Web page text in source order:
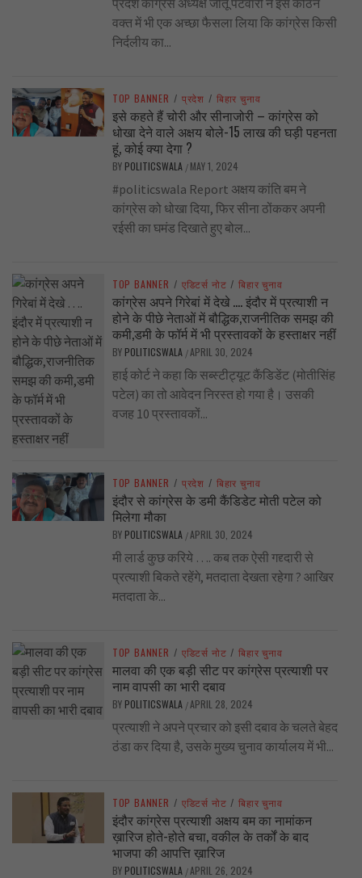
वक्त में भी एक अच्छा फैसला लिया कि कांग्रेस किसी
निर्दलीय का...
TOP BANNER / प्रदेश / बिहार चुनाव
इसे कहते हैं चोरी और सीनाजोरी – कांग्रेस को
धोखा देने वाले अक्षय बोले-15 लाख की घड़ी पहनता
हूं, कोई क्या देगा ?
BY POLITICSWALA / MAY 1, 2024
#politicswala Report अक्षय कांति बम ने
कांग्रेस को धोखा दिया, फिर सीना ठोंककर अपनी
रईसी का घमंड दिखाते हुए बोल...
TOP BANNER / एडिटर्स नोट / बिहार चुनाव
कांग्रेस अपने गिरेबां में देखे …. इंदौर में प्रत्याशी न
होने के पीछे नेताओं में बौद्धिक,राजनीतिक समझ की
कमी,डमी के फॉर्म में भी प्रस्तावकों के हस्ताक्षर नहीं
BY POLITICSWALA /APRIL 30, 2024
हाई कोर्ट ने कहा कि सब्स्टीट्यूट कैंडिडेंट (मोतीसिंह
पटेल) का तो आवेदन निरस्त हो गया है। उसकी
वजह 10 प्रस्तावकों...
TOP BANNER / प्रदेश / बिहार चुनाव
इंदौर से कांग्रेस के डमी कैंडिडेट मोती पटेल को
मिलेगा मौका
BY POLITICSWALA /APRIL 30, 2024
मी लार्ड कुछ करिये …. कब तक ऐसी गद्द्दारी से
प्रत्याशी बिकते रहेंगे, मतदाता देखता रहेगा ? आखिर
मतदाता के...
TOP BANNER / एडिटर्स नोट / बिहार चुनाव
मालवा की एक बड़ी सीट पर कांग्रेस प्रत्याशी पर
नाम वापसी का भारी दबाव
BY POLITICSWALA /APRIL 28, 2024
प्रत्याशी ने अपने प्रचार को इसी दबाव के चलते बेहद
ठंडा कर दिया है, उसके मुख्य चुनाव कार्यालय में भी...
TOP BANNER / एडिटर्स नोट / बिहार चुनाव
इंदौर कांग्रेस प्रत्याशी अक्षय बम का नामांकन
ख़ारिज होते-होते बचा, वकील के तर्कों के बाद
भाजपा की आपत्ति ख़ारिज
BY POLITICSWALA /APRIL 26, 2024